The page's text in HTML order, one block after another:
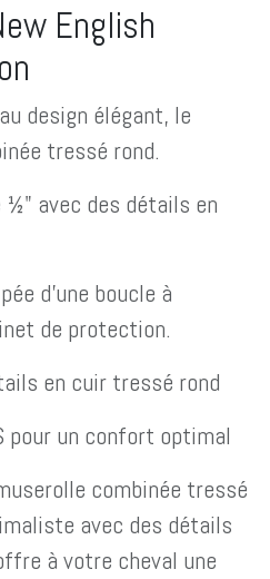
English
design élégant, le
tressé rond.
½" avec des détails en
d'une boucle à
de protection.
en cuir tressé rond
pour un confort optimal
combinée tressé
avec des détails
à votre cheval une